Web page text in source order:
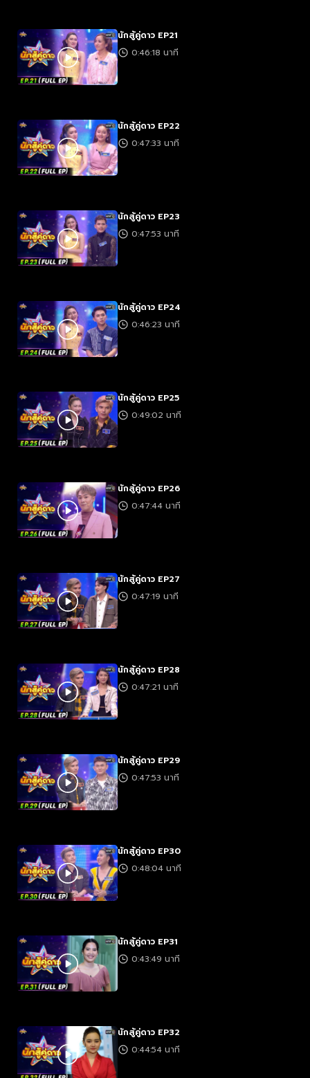
นักสู้คู่ดาว EP21
0:46:18 นาที
นักสู้คู่ดาว EP22
0:47:33 นาที
นักสู้คู่ดาว EP23
0:47:53 นาที
นักสู้คู่ดาว EP24
0:46:23 นาที
นักสู้คู่ดาว EP25
0:49:02 นาที
นักสู้คู่ดาว EP26
0:47:44 นาที
นักสู้คู่ดาว EP27
0:47:19 นาที
นักสู้คู่ดาว EP28
0:47:21 นาที
นักสู้คู่ดาว EP29
0:47:53 นาที
นักสู้คู่ดาว EP30
0:48:04 นาที
นักสู้คู่ดาว EP31
0:43:49 นาที
นักสู้คู่ดาว EP32
0:44:54 นาที